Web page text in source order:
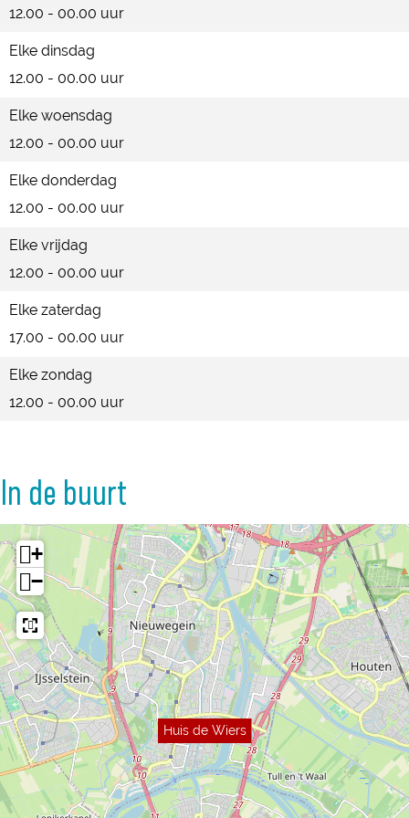
12.00 - 00.00 uur
Elke dinsdag
12.00 - 00.00 uur
Elke woensdag
12.00 - 00.00 uur
Elke donderdag
12.00 - 00.00 uur
Elke vrijdag
12.00 - 00.00 uur
Elke zaterdag
17.00 - 00.00 uur
Elke zondag
12.00 - 00.00 uur
In de buurt
Huis de Wiers
+
−